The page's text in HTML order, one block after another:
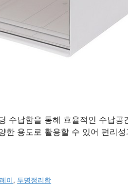
수납함을 통해 효율적인 수납공
한 용도로 활용할 수 있어 편리
이, 투명정리함